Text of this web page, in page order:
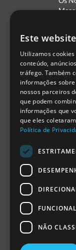
Este
Utilizamos
conteúdo,
tráfego. Também
informações
nossos parceiros
que podem
informações que
que eles
Política de
NÃO